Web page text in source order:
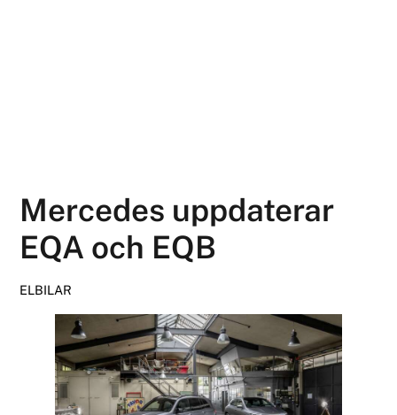
Mercedes uppdaterar
EQA och EQB
ELBILAR